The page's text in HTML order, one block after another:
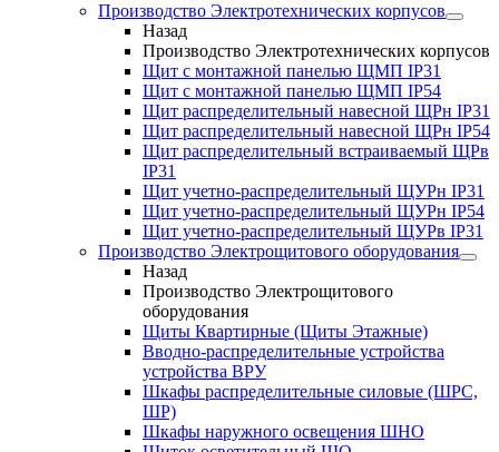
Производство Электротехнических корпусов
Назад
Производство Электротехнических корпусов
Щит с монтажной панелью ЩМП IP31
Щит с монтажной панелью ЩМП IP54
Щит распределительный навесной ЩРн IP31
Щит распределительный навесной ЩРн IP54
Щит распределительный встраиваемый ЩРв
IP31
Щит учетно-распределительный ЩУРн IP31
Щит учетно-распределительный ЩУРн IP54
Щит учетно-распределительный ЩУРв IP31
Производство Электрощитового оборудования
Назад
Производство Электрощитового
оборудования
Щиты Квартирные (Щиты Этажные)
Вводно-распределительные устройства
устройства ВРУ
Шкафы распределительные силовые (ШРС,
ШР)
Шкафы наружного освещения ШНО